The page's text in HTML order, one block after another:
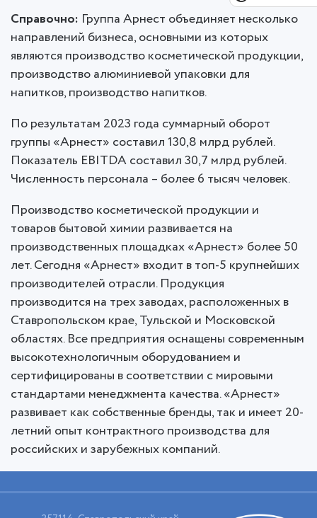
Справочно: Группа Арнест объединяет несколько
направлений бизнеса, основными из которых
являются производство косметической продукции,
производство алюминиевой упаковки для
напитков, производство напитков.
По результатам 2023 года суммарный оборот
группы «Арнест» составил 130,8 млрд рублей.
Показатель EBITDA составил 30,7 млрд рублей.
Численность персонала – более 6 тысяч человек.
Производство косметической продукции и
товаров бытовой химии развивается на
производственных площадках «Арнест» более 50
лет. Сегодня «Арнест» входит в топ-5 крупнейших
производителей отрасли. Продукция
производится на трех заводах, расположенных в
Ставропольском крае, Тульской и Московской
областях. Все предприятия оснащены современным
высокотехнологичным оборудованием и
сертифицированы в соответствии с мировыми
стандартами менеджмента качества. «Арнест»
развивает как собственные бренды, так и имеет 20-
летний опыт контрактного производства для
российских и зарубежных компаний.